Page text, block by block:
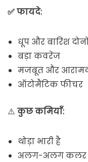
✅ फायदे:
धूप और बारिश
बड़ा कवरेज
मजबूत और
ऑटोमैटिक फीचर
⚠️ कुछ कमियाँ:
थोड़ा भारी है
अलग-अलग कलर